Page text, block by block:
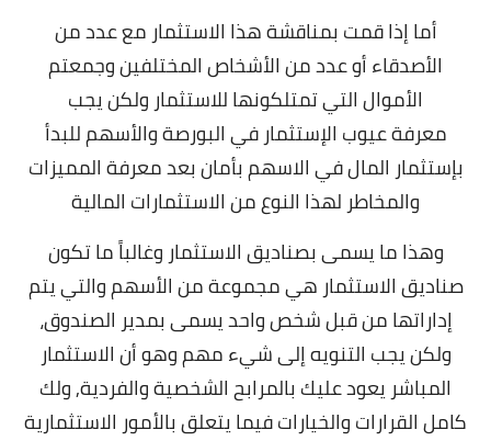
أما إذا قمت بمناقشة هذا الاستثمار مع عدد من
الأصدقاء أو عدد من الأشخاص المختلفين وجمعتم
الأموال التي تمتلكونها للاستثمار ولكن يجب
معرفةعيوب الإستثمار في البورصة والأسهمللبدأ
بإستثمار المال في الاسهم بأمان بعد معرفة المميزات
والمخاطر لهذا النوع من الاستثمارات المالية
وهذا ما يسمى بصناديق الاستثمار وغالباً ما تكون
صناديق الاستثمار هي مجموعة من الأسهم والتي يتم
إداراتها من قبل شخص واحد يسمى بمدير الصندوق،
ولكن يجب التنويه إلى شيء مهم وهو أن الاستثمار
المباشر يعود عليك بالمرابح الشخصية والفردية, ولك
كامل القرارات والخيارات فيما يتعلق بالأمور الاستثمارية